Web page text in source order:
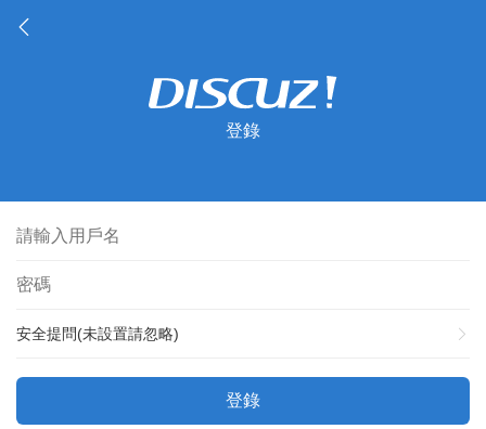
登錄
安全提問(未設置請忽略)
登錄